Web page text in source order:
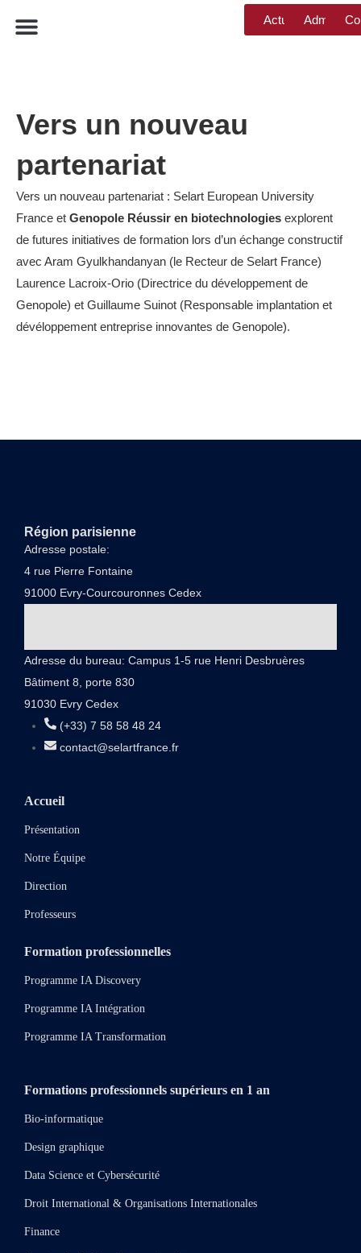
ActualitésAdmission
Vers un nouveau
partenariat
Vers un nouveau partenariat : Selart European University
France et Genopole Réussir en biotechnologies explorent
de futures initiatives de formation lors d’un échange constructif
avec Aram Gyulkhandanyan (le Recteur de Selart France)
Laurence Lacroix-Orio (Directrice du développement de
Genopole) et Guillaume Suinot (Responsable implantation et
dévéloppement entreprise innovantes de Genopole).
Région parisienne
Adresse postale:
4 rue Pierre Fontaine
91000 Evry-Courcouronnes Cedex
Adresse du bureau: Campus 1-5 rue Henri Desbruères
Bâtiment 8, porte 830
91030 Evry Cedex
(+33) 7 58 58 48 24
contact@selartfrance.fr
Accueil
Présentation
Notre Équipe
Direction
Professeurs
Formation professionnelles
Programme IA Discovery
Programme IA Intégration
Programme IA Transformation
Formations professionnels supérieurs en 1 an
Bio-informatique
Design graphique
Data Science et Cybersécurité
Droit International & Organisations Internationales
Finance